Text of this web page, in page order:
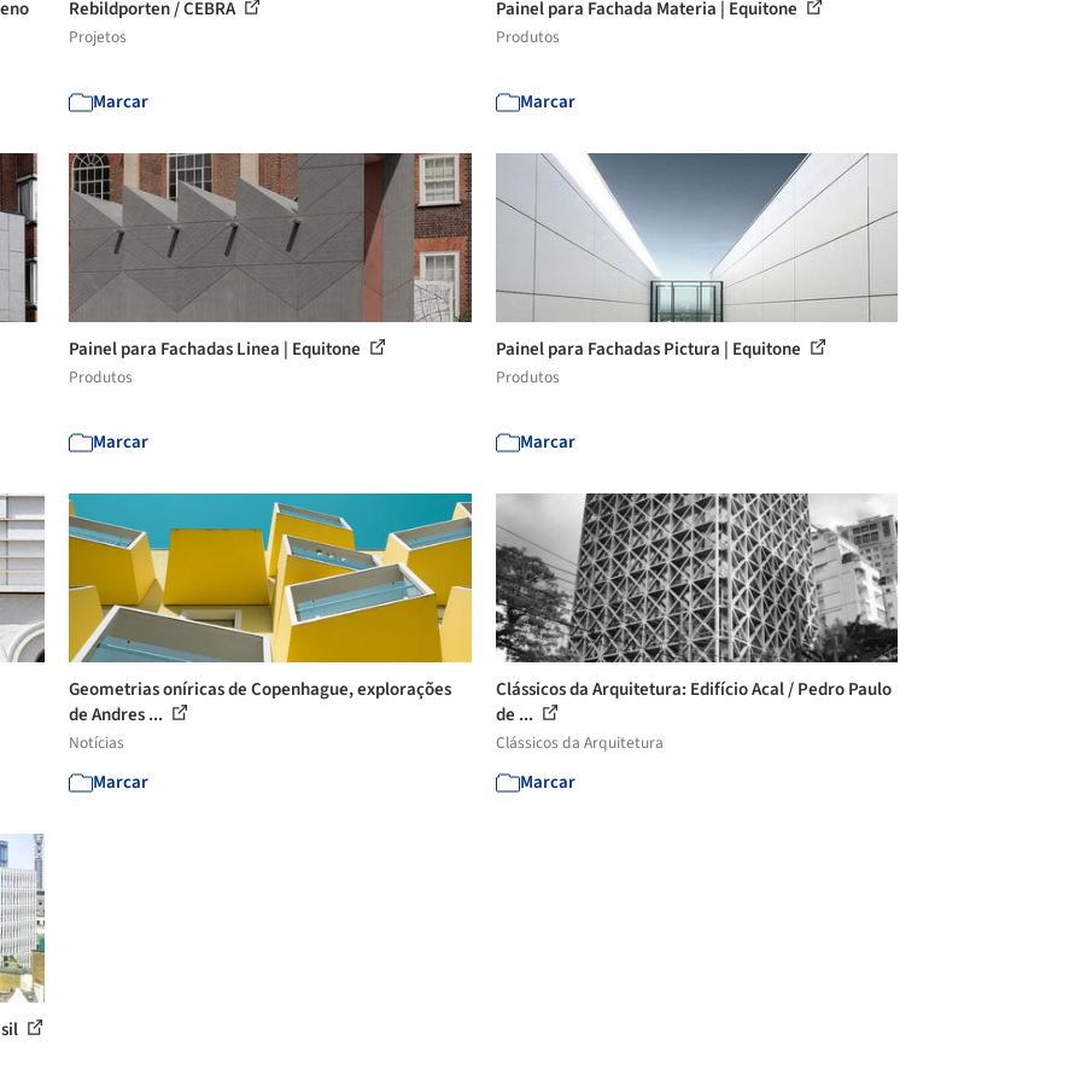
Rebildporten / CEBRA
Projetos
Marcar
Painel para Fachada Materia | Equitone
Produtos
Marcar
Painel para Fachadas Linea | Equitone
Produtos
Marcar
Painel para Fachadas Pictura | Equitone
Produtos
Marcar
Geometrias oníricas de Copenhague, explorações
de Andres ...
Notícias
Marcar
Clássicos da Arquitetura: Edifício Acal / Pedro Paulo
de ...
Clássicos da Arquitetura
Marcar